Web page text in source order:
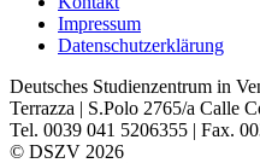
Impressum
Datenschutzerklärung
Deutsches Studienzentrum in
Terrazza | S.Polo 2765/a Calle
Tel. 0039 041 5206355 | Fax.
© DSZV 2026